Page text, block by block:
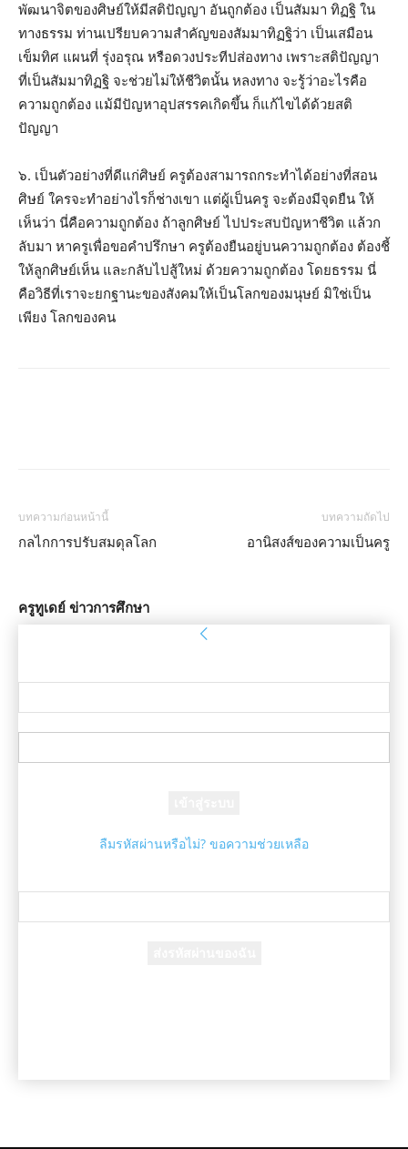
พัฒนาจิตของศิษย์ให้มีสติปัญญา อันถูกต้อง เป็นสัมมา ทิฏฐิ ใน
ทางธรรม ท่านเปรียบความสำคัญของสัมมาทิฏฐิว่า เป็นเสมือน
เข็มทิศ แผนที่ รุ่งอรุณ หรือดวงประทีปส่องทาง เพราะสติปัญญา
ที่เป็นสัมมาทิฏฐิ จะช่วยไม่ให้ชีวิตนั้น หลงทาง จะรู้ว่าอะไรคือ
ความถูกต้อง แม้มีปัญหาอุปสรรคเกิดขึ้น ก็แก้ไขได้ด้วยสติ
ปัญญา
๖. เป็นตัวอย่างที่ดีแก่ศิษย์ ครูต้องสามารถกระทำได้อย่างที่สอน
ศิษย์ ใครจะทำอย่างไรก็ช่างเขา แต่ผู้เป็นครู จะต้องมีจุดยืน ให้
เห็นว่า นี่คือความถูกต้อง ถ้าลูกศิษย์ ไปประสบปัญหาชีวิต แล้วก
ลับมา หาครูเพื่อขอคำปรึกษา ครูต้องยืนอยู่บนความถูกต้อง ต้องชี้
ให้ลูกศิษย์เห็น และกลับไปสู้ใหม่ ด้วยความถูกต้อง โดยธรรม นี่
คือวิธีที่เราจะยกฐานะของสังคมให้เป็นโลกของมนุษย์ มิใช่เป็น
เพียง โลกของคน
บทความก่อนหน้านี้
กลไกการปรับสมดุลโลก
บทความถัดไป
อานิสงส์ของความเป็นครู
ครูทูเดย์ ข่าวการศึกษา
ลืมรหัสผ่านหรือไม่? ขอความช่วยเหลือ